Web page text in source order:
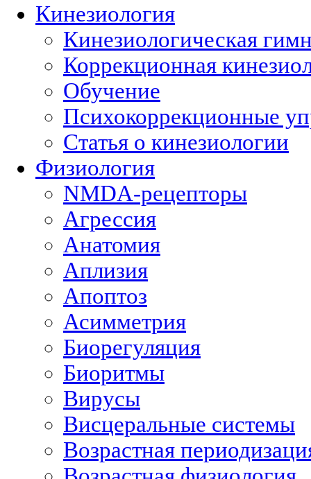
Кинезиология
Кинезиологическая
Коррекционная
Обучение
Психокоррекционные
Статья о кинезиологии
Физиология
NMDA-рецепторы
Агрессия
Анатомия
Аплизия
Апоптоз
Асимметрия
Биорегуляция
Биоритмы
Вирусы
Висцеральные системы
Возрастная